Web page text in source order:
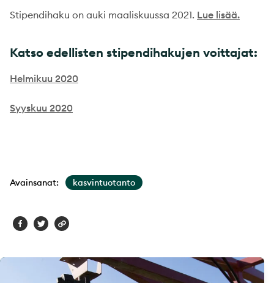
Stipendihaku on auki maaliskuussa 2021. Lue lisää.
Katso edellisten stipendihakujen voittajat:
Helmikuu 2020
Syyskuu 2020
Avainsanat: kasvintuotanto